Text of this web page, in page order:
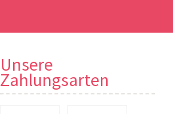
Unsere
Zahlungsarten